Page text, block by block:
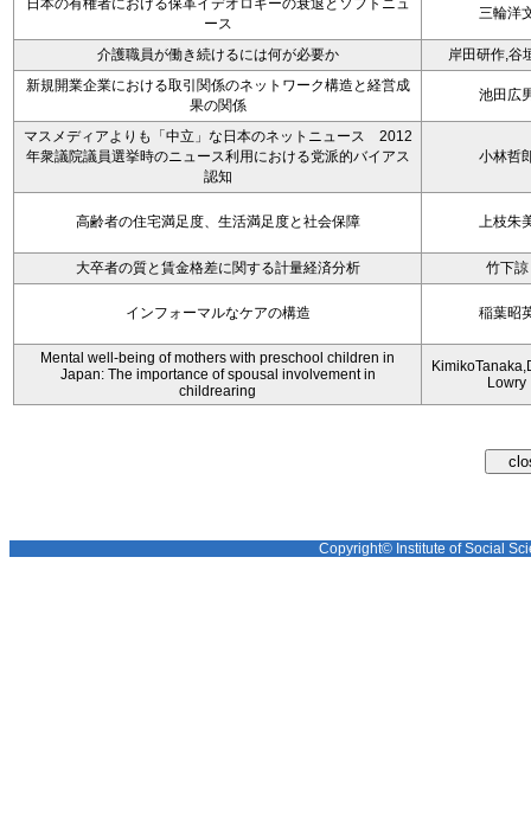
日本の有権者における保革イデオロギーの衰退とソフトニュ
ース
三輪洋
介護職員が働き続けるには何が必要か
岸田研作,谷
新規開業企業における取引関係のネットワーク構造と経営成
果の関係
池田広
マスメディアよりも「中立」な日本のネットニュース 2012
年衆議院議員選挙時のニュース利用における党派的バイアス
認知
小林哲
高齢者の住宅満足度、生活満足度と社会保障 上枝朱
大卒者の質と賃金格差に関する計量経済分析 竹下諒
インフォーマルなケアの構造 稲葉昭
Mental well-being of mothers with preschool children in
Japan: The importance of spousal involvement in
childrearing
Lowry
Copyright© Institute of Social